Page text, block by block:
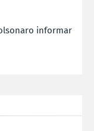
informar